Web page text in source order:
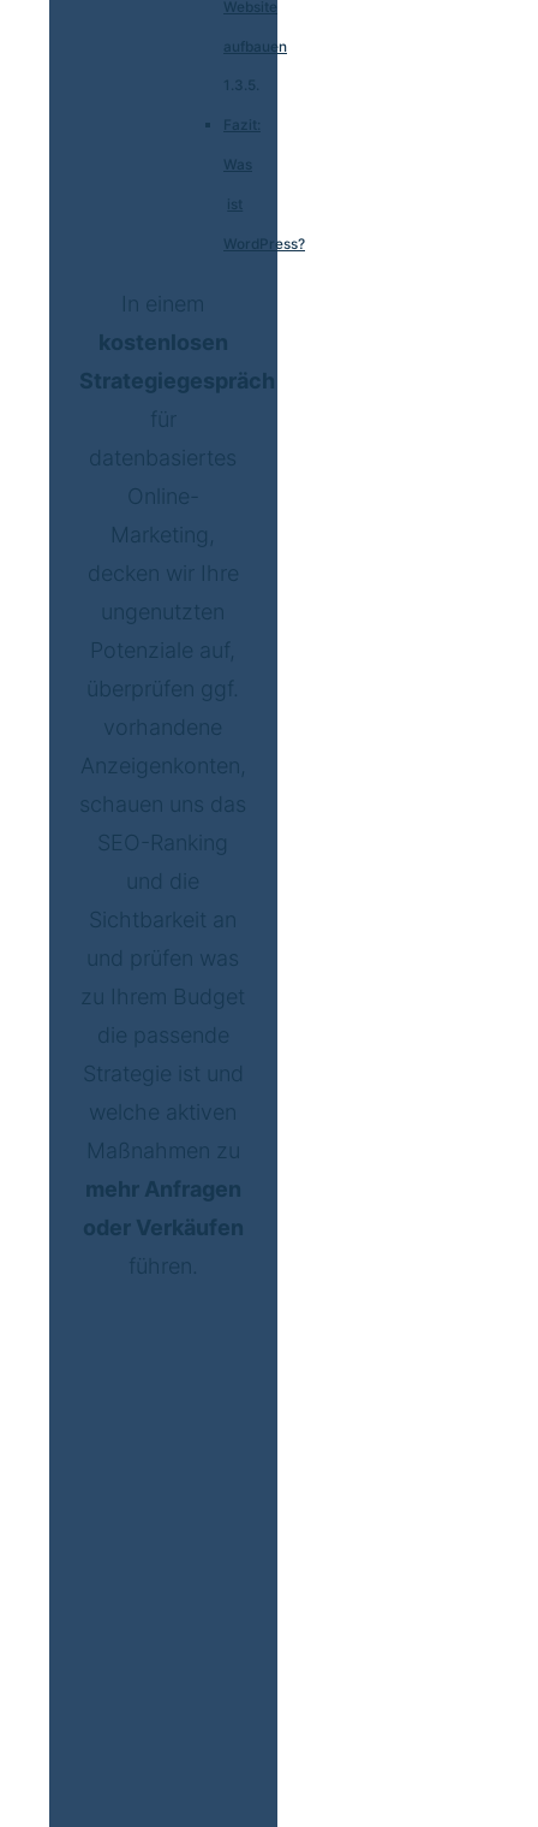
Website
aufbauen
Fazit:
Was
ist
WordPress?
In einem
kostenlosen
Strategiegespräch
für
datenbasiertes
Online-
Marketing,
decken wir Ihre
ungenutzten
Potenziale auf,
überprüfen ggf.
vorhandene
Anzeigenkonten,
schauen uns das
SEO-Ranking
und die
Sichtbarkeit an
und prüfen was
zu Ihrem Budget
die passende
Strategie ist und
welche aktiven
Maßnahmen zu
mehr Anfragen
oder Verkäufen
führen.